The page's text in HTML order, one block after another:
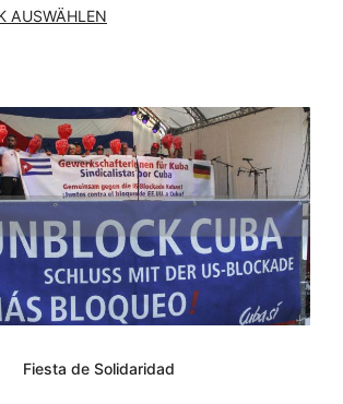
AUSWÄHLEN
Fiesta de Solidaridad